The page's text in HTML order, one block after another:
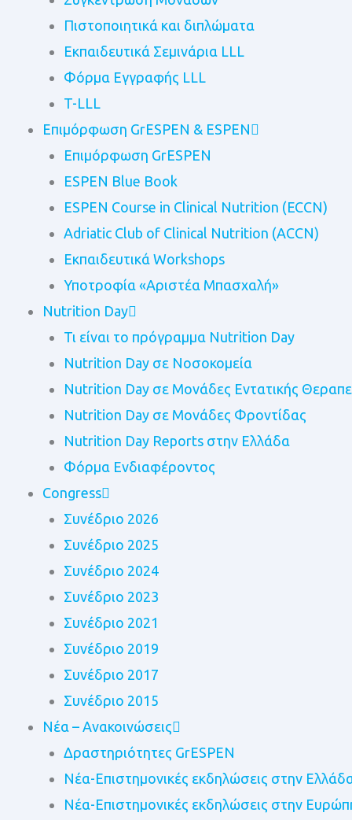
Πιστοποιητικά και διπλώματα
Eκπαιδευτικά Σεμινάρια LLL
Φόρμα Εγγραφής LLL
T-LLL
Επιμόρφωση GrESPEN & ESPEN
Επιμόρφωση GrESPEN
ESPEN Blue Book
ESPEN Course in Clinical Nutrition (ECCN)
Adriatic Club of Clinical Nutrition (ACCN)
Εκπαιδευτικά Workshops
Υποτροφία «Αριστέα Μπασχαλή»
Nutrition Day
Τι είναι το πρόγραμμα Nutrition Day
Nutrition Day σε Νοσοκομεία
Nutrition Day σε Μονάδες Εντατικής
Nutrition Day σε Μονάδες Φροντίδας
Nutrition Day Reports στην Ελλάδα
Φόρμα Ενδιαφέροντος
Congress
Συνέδριο 2026
Συνέδριο 2025
Συνέδριο 2024
Συνέδριο 2023
Συνέδριο 2021
Συνέδριο 2019
Συνέδριο 2017
Συνέδριο 2015
Νέα – Ανακοινώσεις
Δραστηριότητες GrESPEN
Nέα-Επιστημονικές εκδηλώσεις στην
Nέα-Επιστημονικές εκδηλώσεις στην